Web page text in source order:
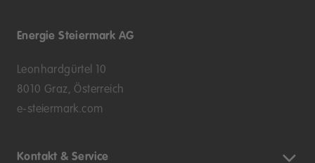
Energie Steiermark AG
Leonhardgürtel 10
8010 Graz, Österreich
e-steiermark.com
Kontakt & Service